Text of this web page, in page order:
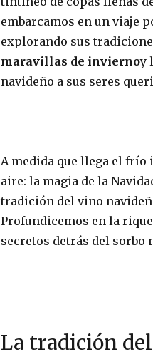
embarcamos en un viaje
explorando sus
maravillas de inviernoy
navideño a sus seres
A medida que llega el frío
aire: la magia de la
tradición del vino
Profundicemos en la
secretos detrás del sorbo
La tradición